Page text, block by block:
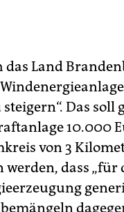
Land
Das soll
10.000
von 3
werden, dass